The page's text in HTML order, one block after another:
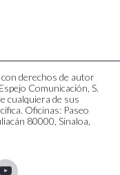
derechos de autor
Comunicación, S.
cualquiera de sus
Oficinas: Paseo
80000, Sinaloa,